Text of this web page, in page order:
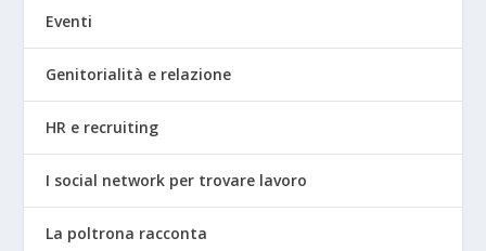
Eventi
Genitorialità e relazione
HR e recruiting
I social network per trovare lavoro
La poltrona racconta